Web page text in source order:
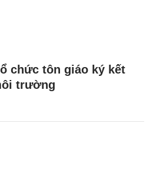
chức tôn giáo ký kết
trường